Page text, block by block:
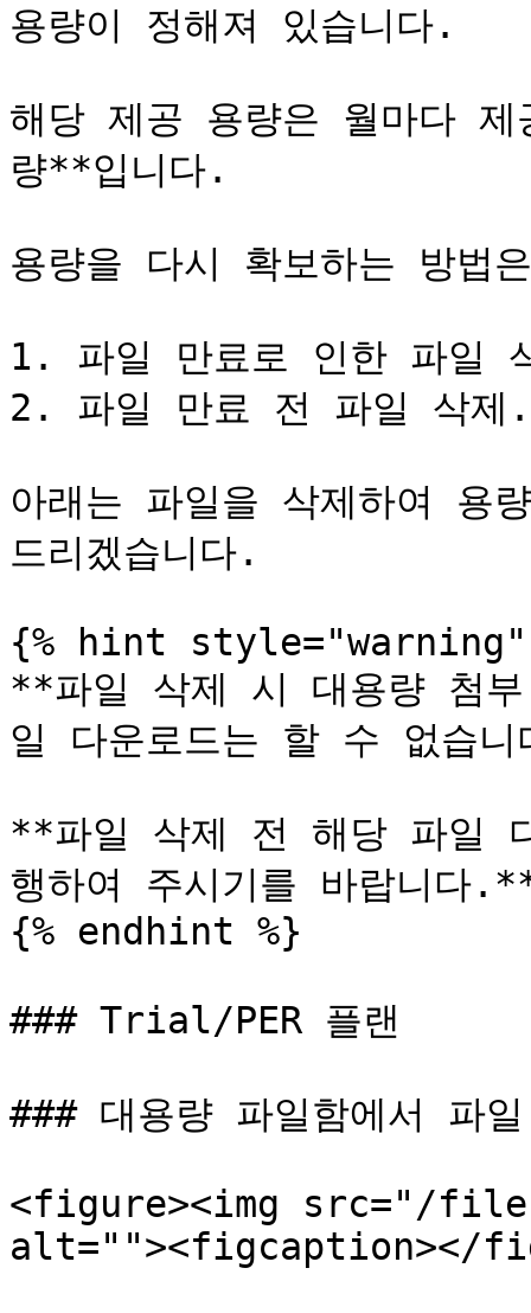
용량이 정해져 있습니다.
해당 제공 용량은 월마다
량**입니다.
용량을 다시 확보하는 방법
1. 파일 만료로 인한 파일
2. 파일 만료 전 파일 삭제.
아래는 파일을 삭제하여 용
드리겠습니다.
{% hint style="warning"
**파일 삭제 시 대용량 첨
일 다운로드는 할 수 없습
**파일 삭제 전 해당 파일
행하여 주시기를 바랍니다
{% endhint %}
### Trial/PER 플랜
### 대용량 파일함에서 파
<figure><img src="/
alt=""><figcaption></